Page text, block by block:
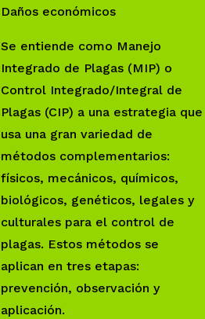
Daños económicos
Se entiende como Manejo
Integrado de Plagas (MIP) o
Control Integrado/Integral de
Plagas (CIP) a una estrategia que
usa una gran variedad de
métodos complementarios:
físicos, mecánicos, químicos,
biológicos, genéticos, legales y
culturales para el control de
plagas. Estos métodos se
aplican en tres etapas:
prevención, observación y
aplicación.